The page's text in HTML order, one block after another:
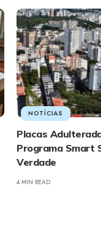
NOTÍCIAS
Placas
Programa Smart
Verdade
4 MIN READ